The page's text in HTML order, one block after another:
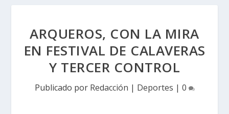
ARQUEROS, CON LA MIRA
EN FESTIVAL DE CALAVERAS
Y TERCER CONTROL
Publicado por Redacción | Deportes | 0